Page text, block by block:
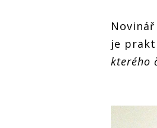
je
kterého